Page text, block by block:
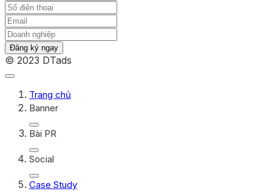
Đăng ký ngay
© 2023 DTads
Trang chủ
Banner
Bài PR
Social
Case Study